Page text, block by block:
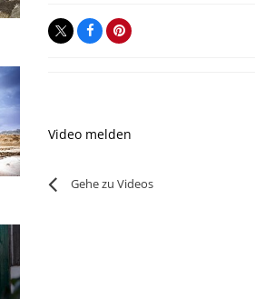
Video melden
Gehe zu Videos